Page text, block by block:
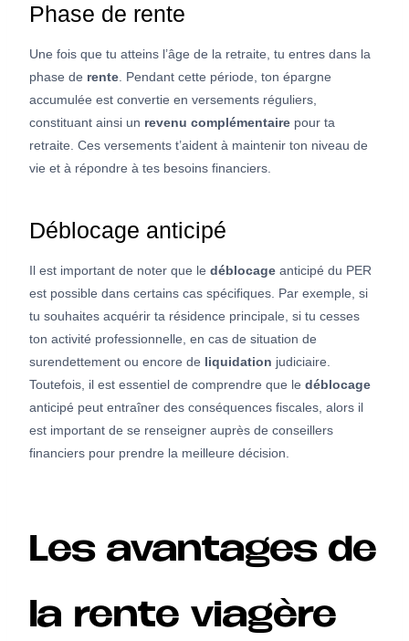
Phase de rente
Une fois que tu atteins l’âge de la retraite, tu entres dans la
phase de rente . Pendant cette période, ton épargne
accumulée est convertie en versements réguliers,
constituant ainsi un revenu complémentaire pour ta
retraite. Ces versements t’aident à maintenir ton niveau de
vie et à répondre à tes besoins financiers.
Déblocage anticipé
Il est important de noter que le déblocage anticipé du PER
est possible dans certains cas spécifiques. Par exemple, si
tu souhaites acquérir ta résidence principale, si tu cesses
ton activité professionnelle, en cas de situation de
surendettement ou encore de liquidation judiciaire.
Toutefois, il est essentiel de comprendre que le déblocage
anticipé peut entraîner des conséquences fiscales, alors il
est important de se renseigner auprès de conseillers
financiers pour prendre la meilleure décision.
Les avantages de
la rente viagère